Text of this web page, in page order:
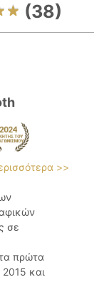
(38)
>>
σε
πρώτα
και